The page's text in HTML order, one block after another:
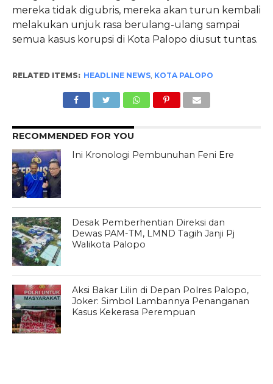
mereka tidak digubris, mereka akan turun kembali
melakukan unjuk rasa berulang-ulang sampai
semua kasus korupsi di Kota Palopo diusut tuntas.
RELATED ITEMS: HEADLINE NEWS, KOTA PALOPO
RECOMMENDED FOR YOU
Ini Kronologi Pembunuhan Feni Ere
Desak Pemberhentian Direksi dan
Dewas PAM-TM, LMND Tagih Janji Pj
Walikota Palopo
Aksi Bakar Lilin di Depan Polres Palopo,
Joker: Simbol Lambannya Penanganan
Kasus Kekerasa Perempuan